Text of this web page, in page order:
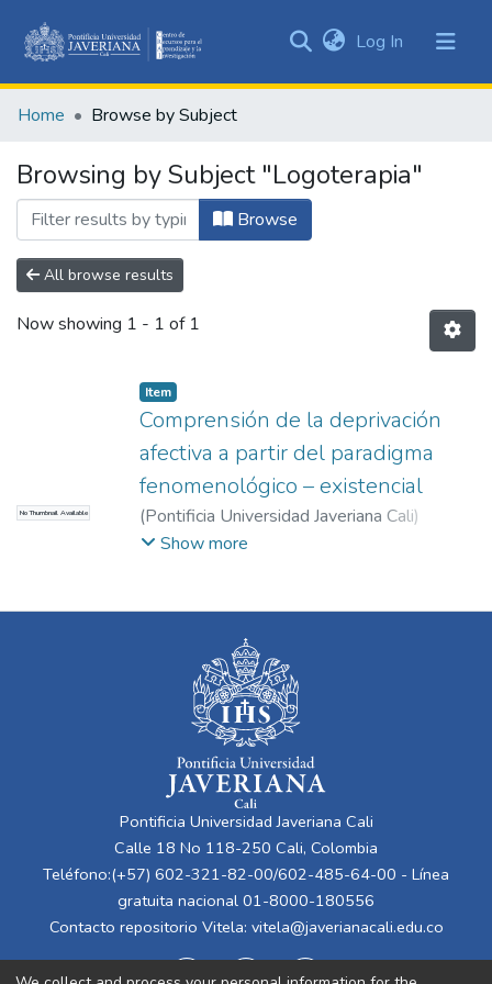
&
All of DSpace
Log In (current)
Home Browse by Subject
Browsing by Subject "Logoterapia"
Browse
All browse results
Now showing 1 - 1 of 1
No Thumbnail Available
Item
Comprensión de la deprivación
afectiva a partir del paradigma
fenomenológico – existencial
(Pontificia Universidad Javeriana Cali)
Jaramillo Moreno, Ricardo Arturo
Show more
Pontificia Universidad Javeriana Cali
Calle 18 No 118-250 Cali, Colombia
Teléfono:(+57) 602-321-82-00/602-485-64-00 - Línea
gratuita nacional 01-8000-180556
Contacto repositorio Vitela: vitela@javerianacali.edu.co